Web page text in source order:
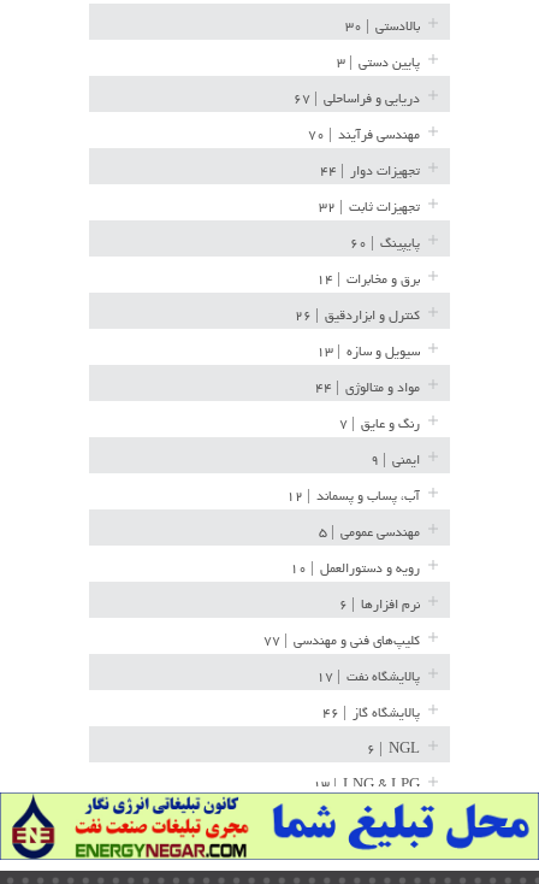
بالادستی
پایین دستی
دریایی و فراساحلی
مهندسی فرآیند
تجهیزات دوار
تجهیزات ثابت
پایپینگ
برق و مخابرات
کنترل و ابزاردقیق
سیویل و سازه
مواد و متالوژی
رنگ و عایق
ایمنی
آب، پساب و پسماند
مهندسی عمومی
رویه و دستورالعمل
نرم افزارها
کلیپ‌های فنی و مهندسی
پالایشگاه نفت
پالایشگاه گاز
NGL
LNG & LPG | ۱۳
خط لوله | ۳۶
مخازن ذخیره | ۱۵